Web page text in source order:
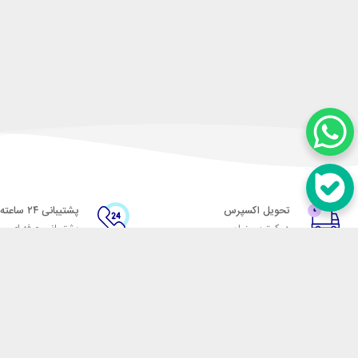
تحویل اکسپرس
در کمترین زمان
پشتیبانی ۲۴ ساعته
پشتیبانی حرفه ای